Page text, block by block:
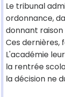
Le tribunal
ordonnance,
donnant raison
Ces dernières,
L'académie
la rentrée
la décision ne